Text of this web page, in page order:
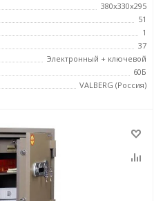
380x330x295
51
1
37
Электронный + ключевой
60Б
VALBERG (Россия)